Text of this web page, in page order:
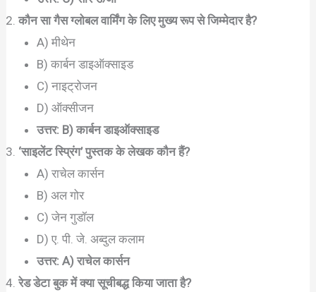
कौन सा गैस ग्लोबल वार्मिंग के लिए मुख्य रूप से जिम्मेदार है?
A) मीथेन
B) कार्बन डाइऑक्साइड
C) नाइट्रोजन
D) ऑक्सीजन
उत्तर: B) कार्बन डाइऑक्साइड
‘साइलेंट स्प्रिंग’ पुस्तक के लेखक कौन हैं?
A) राचेल कार्सन
B) अल गोर
C) जेन गुडॉल
D) ए. पी. जे. अब्दुल कलाम
उत्तर: A) राचेल कार्सन
रेड डेटा बुक में क्या सूचीबद्ध किया जाता है?